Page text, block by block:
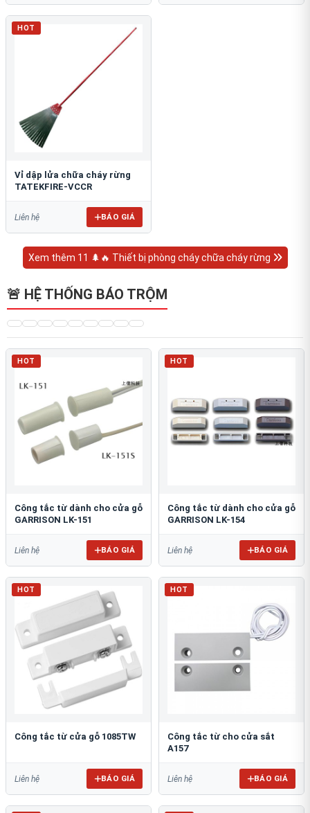
HOT
Vỉ dập lửa chữa cháy rừng
TATEKFIRE-VCCR
Liên hệ BÁO GIÁ
Xem thêm 11 🌲🔥 Thiết bị phòng cháy chữa cháy rừng
🚨 HỆ THỐNG BÁO TRỘM
HOT
Công tắc từ dành cho cửa gỗ
GARRISON LK-151
Liên hệ BÁO GIÁ
HOT
Công tắc từ dành cho cửa gỗ
GARRISON LK-154
Liên hệ BÁO GIÁ
HOT
Công tắc từ cửa gỗ 1085TW
Liên hệ BÁO GIÁ
HOT
Công tắc từ cho cửa sắt
A157
Liên hệ BÁO GIÁ